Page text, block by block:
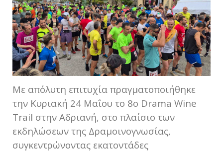
Με απόλυτη επιτυχία πραγματοποιήθηκε
την Κυριακή 24 Μαΐου το 8ο Drama Wine
Trail στην Αδριανή, στο πλαίσιο των
εκδηλώσεων της Δραμοινογνωσίας,
συγκεντρώνοντας εκατοντάδες